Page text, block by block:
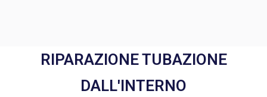
RIPARAZIONE TUBAZIONE
DALL'INTERNO